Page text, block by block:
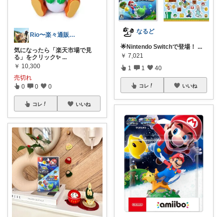
Rio〜楽々通販生活😊
気になったら「楽天市場で見
る」をクリック✨ ...
￥ 10,300
売切れ
0 0 0
コレ いいね
なるど
🌟Nintendo Switchで登場！ ...
￥ 7,021
1 1 40
コレ いいね